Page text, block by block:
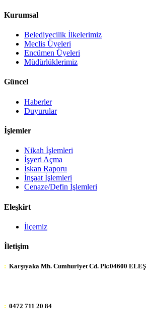
Kurumsal
Belediyecilik İlkelerimiz
Meclis Üyeleri
Encümen Üyeleri
Müdürlüklerimiz
Güncel
Haberler
Duyurular
İşlemler
Nikah İşlemleri
İşyeri Açma
İskan Raporu
İnşaat İşlemleri
Cenaze/Defin İşlemleri
Eleşkirt
İlçemiz
İletişim
: Karşıyaka Mh. Cumhuriyet Cd. Pk:04600
: 0472 711 20 84